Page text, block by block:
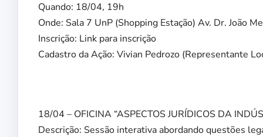
Quando: 18/04, 19h
Onde: Sala 7 UnP (Shopping Estação) Av. Dr. João
Inscrição: Link para inscrição
Cadastro da Ação: Vivian Pedrozo (Representante
18/04 – OFICINA “ASPECTOS JURÍDICOS DA
Descrição: Sessão interativa abordando questões